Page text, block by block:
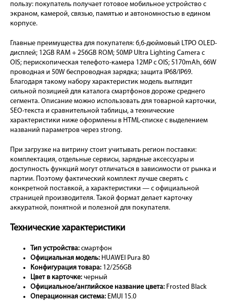
пользу: покупатель получает готовое мобильное устройство с
экраном, камерой, связью, памятью и автономностью в едином
корпусе.
Главные преимущества для покупателя: 6,6-дюймовый LTPO OLED-
дисплей; 12GB RAM + 256GB ROM; 50MP Ultra Lighting Camera с
OIS; перископическая телефото-камера 12MP с OIS; 5170mAh, 66W
проводная и 50W беспроводная зарядка; защита IP68/IP69.
Благодаря такому набору характеристик модель выглядит
сильной позицией для каталога смартфонов дороже среднего
сегмента. Описание можно использовать для товарной карточки,
SEO-текста и сравнительной таблицы, а технические
характеристики ниже оформлены в HTML-списке с выделением
названий параметров через strong.
При загрузке на витрину стоит учитывать регион поставки:
комплектация, отдельные сервисы, зарядные аксессуары и
доступность функций могут отличаться в зависимости от рынка и
партии. Поэтому фактический комплект лучше сверять с
конкретной поставкой, а характеристики — с официальной
страницей производителя. Такой формат делает карточку
аккуратной, понятной и полезной для покупателя.
Технические характеристики
Тип устройства: смартфон
Официальная модель: HUAWEI Pura 80
Конфигурация товара: 12/256GB
Цвет в карточке: черный
Официальное/английское название цвета: Frosted Black
Операционная система: EMUI 15.0